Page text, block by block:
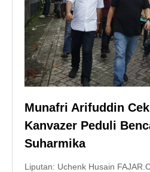
Munafri Arifuddin
Kanvazer Peduli
Suharmika
Liputan: Uchenk Husain